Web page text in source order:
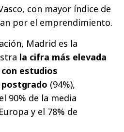
con mayor índice de
por el emprendimiento.
Madrid es la
la cifra más elevada
estudios
(94%),
90% de la media
y el 78% de